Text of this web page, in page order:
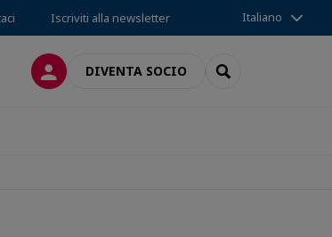
Iscriviti alla newsletter Italiano
LOG INDIVENTA SOCIO SEARCH